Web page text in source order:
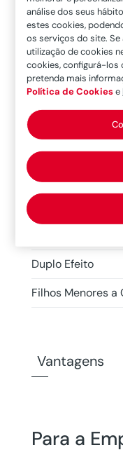
Acidente
Doenças Graves
Doenças Graves
6 Doenças
16 Doenças
26 Doenças
Duplo Efeito
Filhos Menores a
Vantagens
Para a
análise dos seus
estes cookies,
os serviços do site.
utilização de cookies
cookies, configurá-los
pretenda mais
Política de Cookiese